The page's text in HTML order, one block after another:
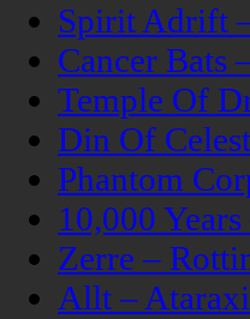
Spirit Adrift
Cancer Bats
Temple Of
Din Of
Phantom
10,000
Zerre –
Allt –